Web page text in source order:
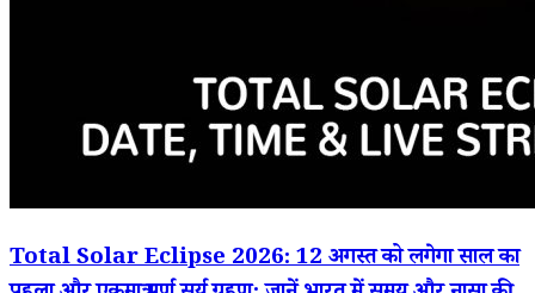
Total Solar Eclipse 2026: 12 अगस्त को लगेगा साल का